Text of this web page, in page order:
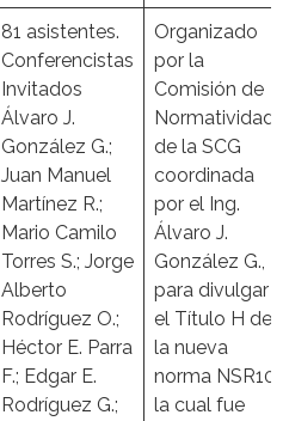
81 asistentes.
Conferencistas
Invitados
Álvaro J.
González G.;
Juan Manuel
Martínez R.;
Mario Camilo
Torres S.; Jorge
Alberto
Rodríguez O.;
Héctor E. Parra
F.; Edgar E.
Rodríguez G.;
Organizado
por la
Comisión de
Normatividad
de la SCG
coordinada
por el Ing.
Álvaro J.
González G.,
para divulgar
el Título H de
la nueva
norma NSR10,
la cual fue